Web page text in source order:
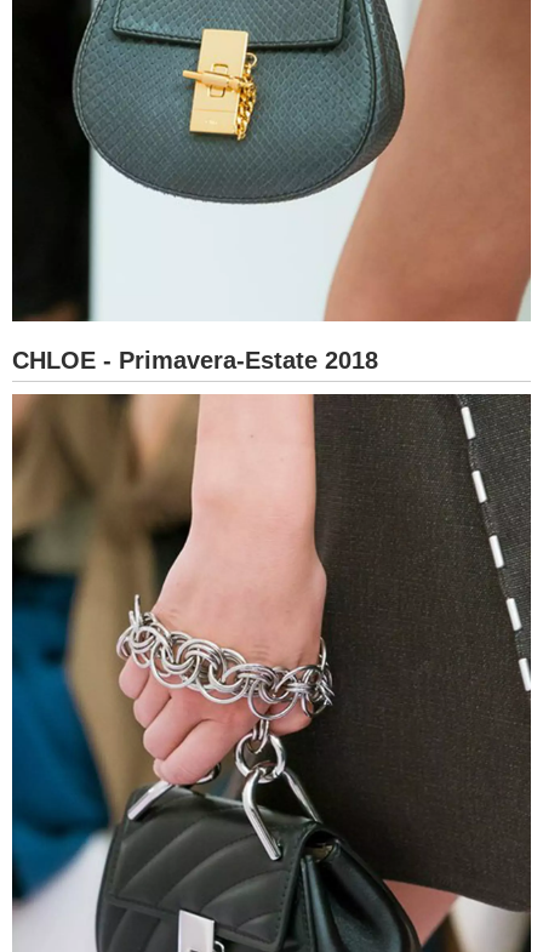
CHLOE - Primavera-Estate 2018